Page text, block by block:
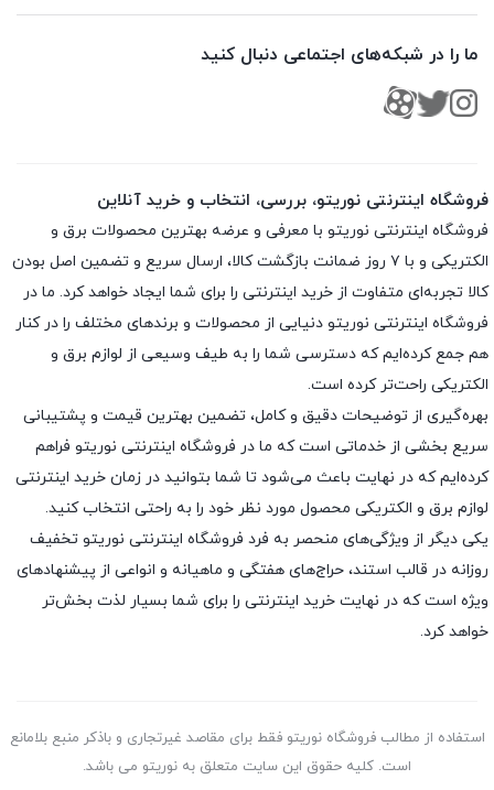
ما را در شبکه‌های اجتماعی دنبال کنید
فروشگاه اینترنتی نوریتو، بررسی، انتخاب و خرید آنلاین
فروشگاه اینترنتی نوریتو با معرفی و عرضه بهترین محصولات برق و
الکتریکی و با ۷ روز ضمانت بازگشت کالا، ارسال سریع و تضمین اصل بودن
کالا تجربه‌ای متفاوت از خرید اینترنتی را برای شما ایجاد خواهد کرد. ما در
فروشگاه اینترنتی نوریتو دنیایی از محصولات و برندهای مختلف را در کنار
هم جمع کرده‌ایم که دسترسی شما را به طیف وسیعی از لوازم برق و
الکتریکی راحت‌تر کرده است.
بهره‌گیری از توضیحات دقیق و کامل، تضمین بهترین قیمت و پشتیبانی
سریع بخشی از خدماتی است که ما در فروشگاه اینترنتی نوریتو فراهم
کرده‌ایم که در نهایت باعث می‌شود تا شما بتوانید در زمان خرید اینترنتی
لوازم برق و الکتریکی محصول مورد نظر خود را به راحتی انتخاب کنید.
یکی دیگر از ویژگی‌های منحصر به فرد فروشگاه اینترنتی نوریتو تخفیف
روزانه در قالب استند، حراج‌های هفتگی و ماهیانه و انواعی از پیشنهادهای
ویژه است که در نهایت خرید اینترنتی را برای شما بسیار لذت ‌بخش‌تر
خواهد کرد.
استفاده از مطالب فروشگاه نوریتو فقط برای مقاصد غیرتجاری و باذکر منبع بلامانع
است. کلیه حقوق این سایت متعلق به نوریتو می باشد.